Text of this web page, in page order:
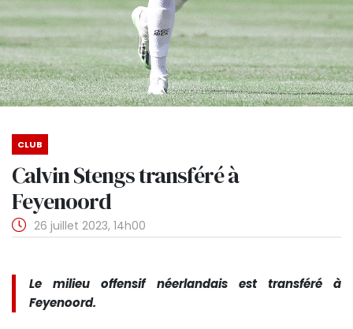
CLUB
Calvin Stengs transféré à
Feyenoord
26 juillet 2023, 14h00
Le milieu offensif néerlandais est transféré à
Feyenoord.